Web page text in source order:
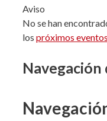
Aviso
No se han
los próximos eventos
Navegación